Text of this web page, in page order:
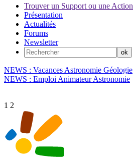
Trouver un Support ou une Action
Présentation
Actualités
Forums
Newsletter
NEWS : Vacances Astronomie Géologie
NEWS : Emploi Animateur Astronomie
1 2